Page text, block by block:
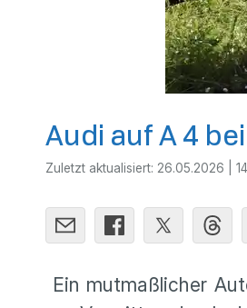
Audi auf A 4
Zuletzt aktualisiert: 26.05.2026 |
Ein mutmaßlicher